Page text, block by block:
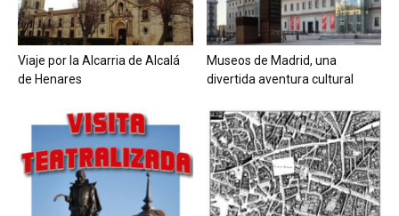
Viaje por la Alcarria de Alcalá
de Henares
Museos de Madrid, una
divertida aventura cultural